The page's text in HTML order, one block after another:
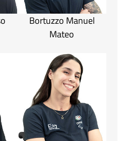
Bortuzzo Manuel
Mateo